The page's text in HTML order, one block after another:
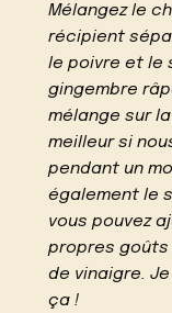
Mélangez le
récipient
le poivre et le
gingembre
mélange sur
meilleur si
pendant un
également le
vous pouvez
propres goûts
de vinaigre.
ça !